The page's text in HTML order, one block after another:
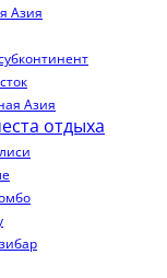
Азия
Азия
отдыха